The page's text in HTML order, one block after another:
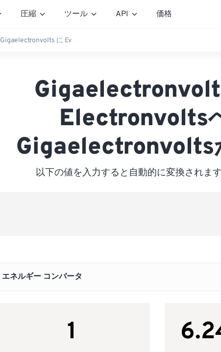
圧縮 ツール API 価格
Gigaelectronvolts に Ev
Electronvolts
Gigaelectronvolts
以下の値を入力すると自動的に変換されま